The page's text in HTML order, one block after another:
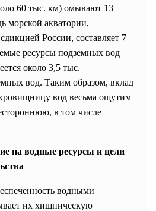
60 тыс. км) омывают 13
морской акватории,
России, составляет 7
ресурсы подземных вод
около 3,5 тыс.
вод. Таким образом, вклад
вод весьма ощутим
в том числе
на водные ресурсы и цели
водными
их хищническую